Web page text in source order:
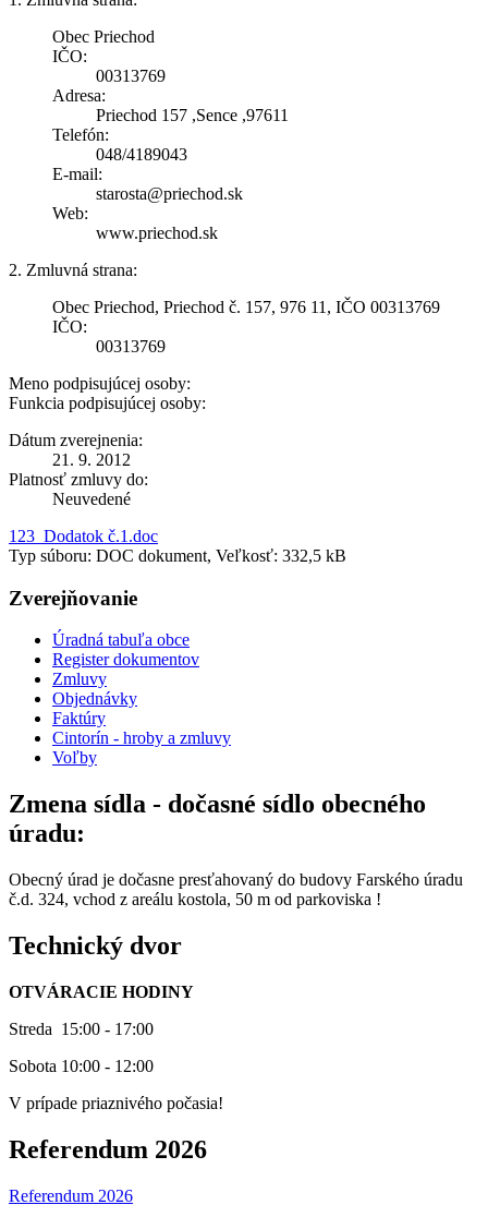
Obec Priechod
IČO:
00313769
Adresa:
Priechod 157 ,Sence ,97611
Telefón:
048/4189043
E-mail:
starosta@priechod.sk
Web:
www.priechod.sk
2. Zmluvná strana:
Obec Priechod, Priechod č. 157, 976 11, IČO 00313769
IČO:
00313769
Meno podpisujúcej osoby:
Funkcia podpisujúcej osoby:
Dátum zverejnenia:
21. 9. 2012
Platnosť zmluvy do:
Neuvedené
123_Dodatok č.1.doc
Typ súboru: DOC dokument, Veľkosť: 332,5 kB
Zverejňovanie
Úradná tabuľa obce
Register dokumentov
Zmluvy
Objednávky
Faktúry
Cintorín - hroby a zmluvy
Voľby
Zmena sídla - dočasné sídlo obecného
úradu:
Obecný úrad je dočasne presťahovaný do budovy Farského úradu
č.d. 324, vchod z areálu kostola, 50 m od parkoviska !
Technický dvor
OTVÁRACIE HODINY
Streda 15:00 - 17:00
Sobota 10:00 - 12:00
V prípade priaznivého počasia!
Referendum 2026
Referendum 2026